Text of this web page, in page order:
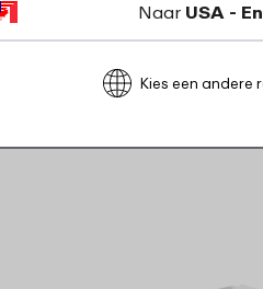
Naar USA -